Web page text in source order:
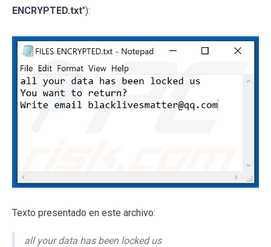
ENCRYPTED.txt"):
Texto presentado en este archivo:
all your data has been locked us